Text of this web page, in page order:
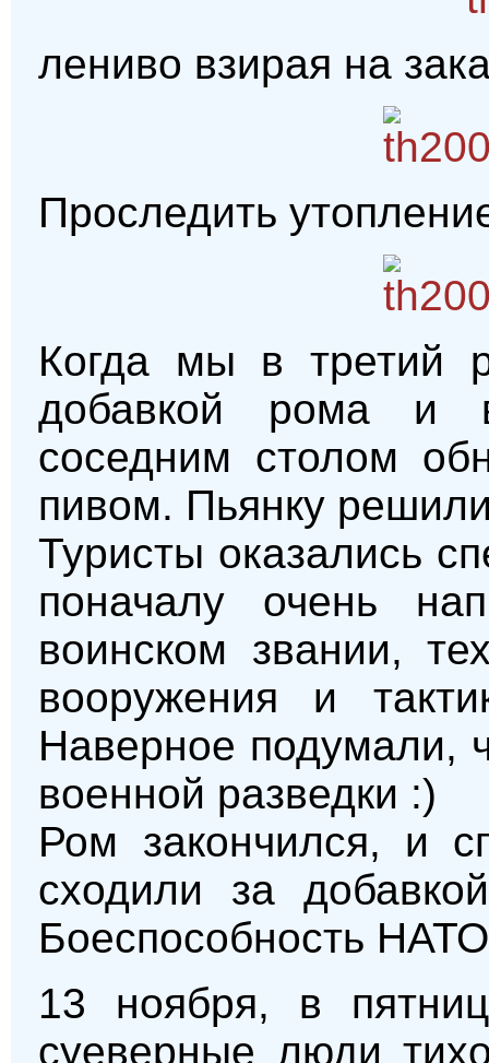
лениво взирая на
Проследить
Когда мы в третий
добавкой рома и
соседним столом
пивом. Пьянку
Туристы оказались
поначалу очень
воинском звании,
вооружения и
Наверное подумали,
военной разведки :)
Ром закончился, и
сходили за
Боеспособность
13 ноября, в
суеверные люди